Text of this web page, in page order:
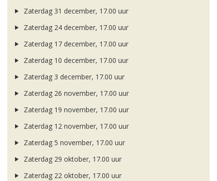
Zaterdag 31 december, 17.00 uur
Zaterdag 24 december, 17.00 uur
Zaterdag 17 december, 17.00 uur
Zaterdag 10 december, 17.00 uur
Zaterdag 3 december, 17.00 uur
Zaterdag 26 november, 17.00 uur
Zaterdag 19 november, 17.00 uur
Zaterdag 12 november, 17.00 uur
Zaterdag 5 november, 17.00 uur
Zaterdag 29 oktober, 17.00 uur
Zaterdag 22 oktober, 17.00 uur